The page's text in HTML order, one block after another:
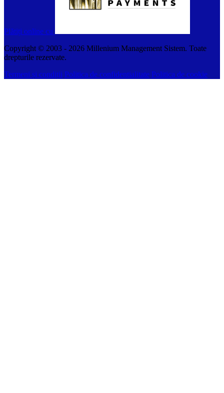
Plătiți online cu
Copyright © 2003 - 2026 Millenium Management Sistem. Toate
drepturile rezervate.
Termeni și condiții Politica de confidentialitate Politica de cookie